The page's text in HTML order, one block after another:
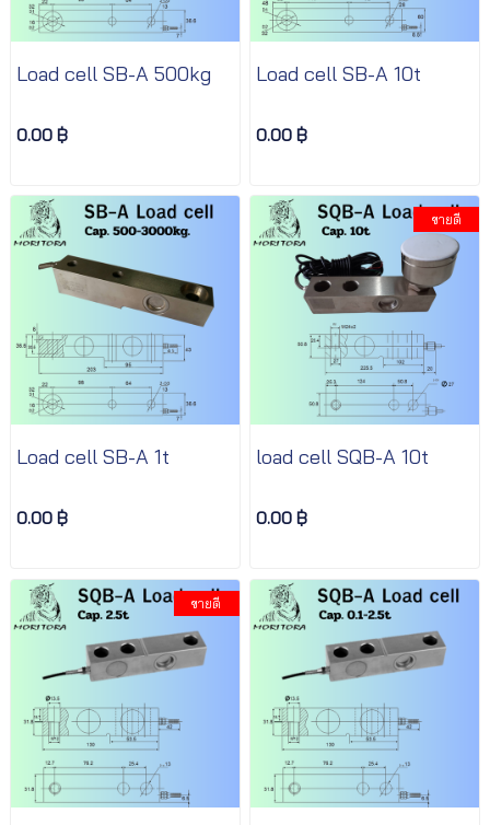
Load cell SB-A 500kg
0.00 ฿
Load cell SB-A 10t
0.00 ฿
Load cell SB-A 1t
0.00 ฿
ขายดี
load cell SQB-A 10t
0.00 ฿
ขายดี